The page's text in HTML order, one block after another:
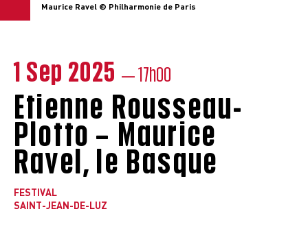
Maurice Ravel © Philharmonie de Paris
1 Sep 2025 — 17h00
Etienne Rousseau-
Plotto – Maurice
Ravel, le Basque
FESTIVAL
SAINT-JEAN-DE-LUZ